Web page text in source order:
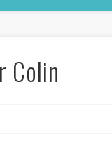
Colin